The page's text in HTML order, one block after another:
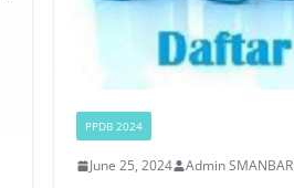
PPDB 2024
June 25, 2024 Admin SMANBAR